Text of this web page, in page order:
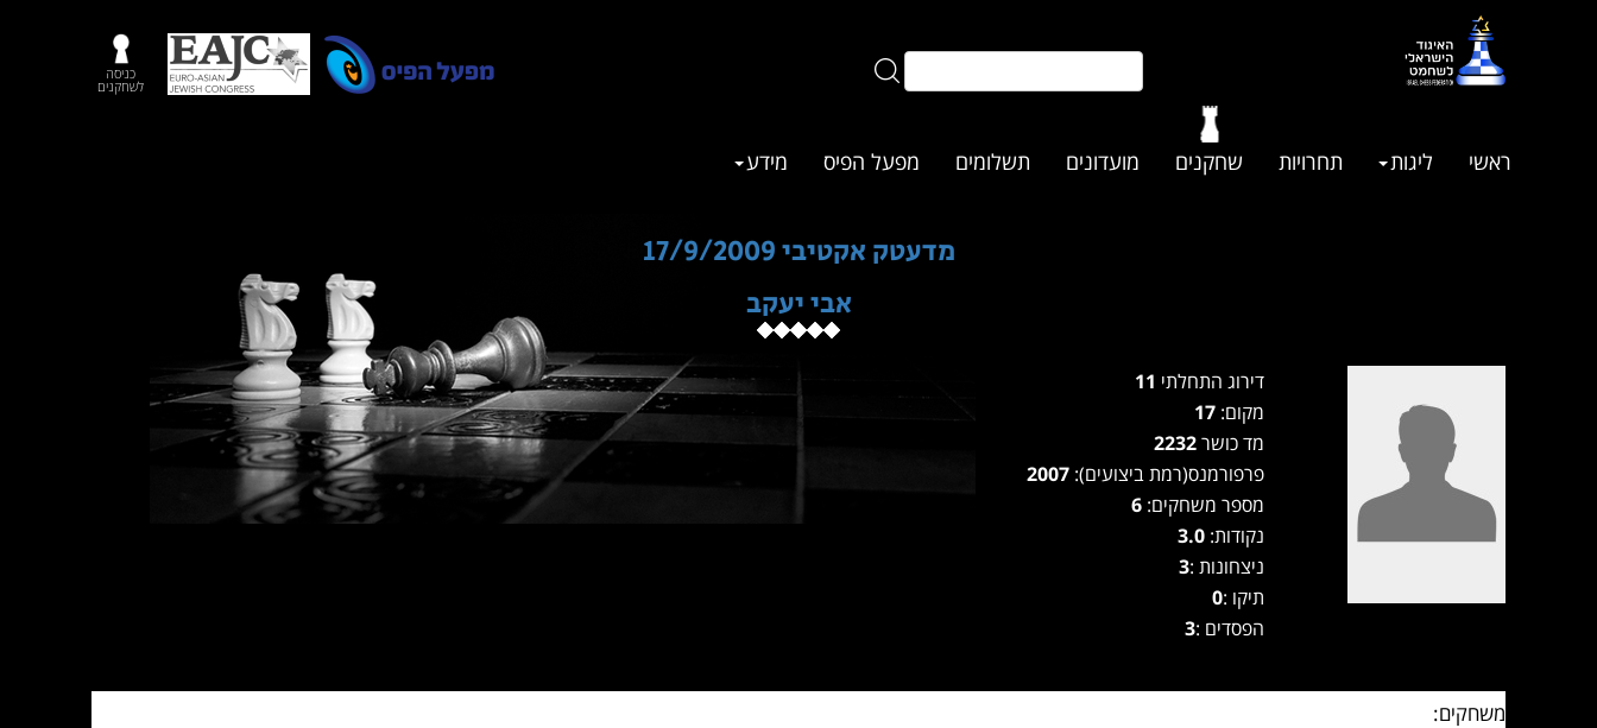
כניסה
לשחקנים
ראשי ליגות תחרויות שחקנים מועדונים תשלומים מפעל הפיס מידע
מדעטק אקטיבי 17/9/2009
אבי יעקב
דירוג התחלתי
מקום: 17
מד כושר2232
פרפורמנס(רמת ביצועים): 2007
מספר משחקים: 6
נקודות:3.0
ניצחונות :3
תיקו :0
הפסדים :3
משחקים: